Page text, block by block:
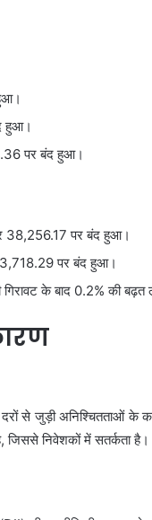
हुआ।
पर बंद हुआ।
38,256.17 पर बंद हुआ।
पर बंद हुआ।
के बाद 0.2% की
दरों से जुड़ी अनिश्चितताओं के
जिससे निवेशकों में सतर्कता है।